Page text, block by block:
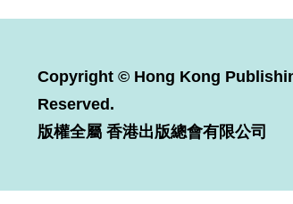
Copyright © Hong Kong
Reserved.
版權全屬 香港出版總會有限公司